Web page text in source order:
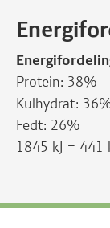
Protein: 38%
Kulhydrat:
Fedt: 26%
1845 kJ = 441